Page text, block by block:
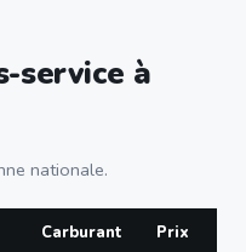
service à
nationale.
Carburant Prix